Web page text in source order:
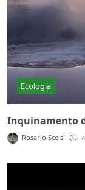
Ecologia
Inquinamento
Rosario Scelsi